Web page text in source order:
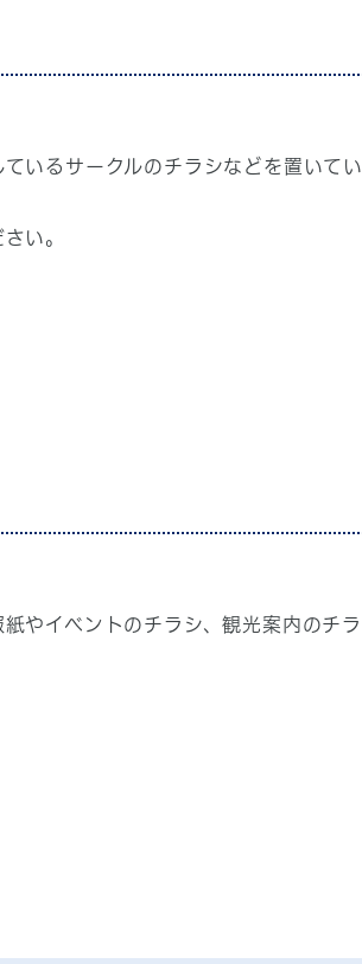
いるサークルのチラシなどを置いてい
い。
やイベントのチラシ、観光案内のチラ